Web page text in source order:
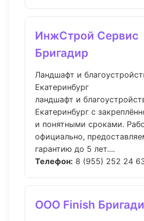
ИнжСтрой Сервис
Бригадир
Ландшафт и
Екатеринбург
ландшафт и
Екатеринбург с
и понятными сроками.
официально,
гарантию до 5 лет....
Телефон: 8 (955) 252 24
ООО Finish